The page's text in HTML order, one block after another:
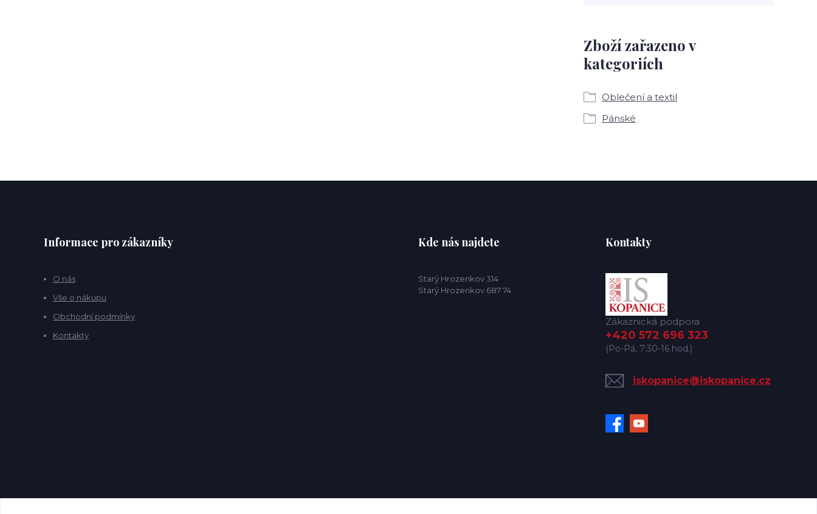
Zboží zařazeno v
kategoriích
Oblečení a textil
Pánské
Informace pro zákazníky
O nás
Vše o nákupu
Obchodní podmínky
Kontakty
Kde nás najdete
Starý Hrozenkov 314
Starý Hrozenkov 687 74
Kontakty
Zákaznická podpora
+420 572 696 323
(Po-Pá, 7:30-16 hod.)
iskopanice@iskopanice.cz